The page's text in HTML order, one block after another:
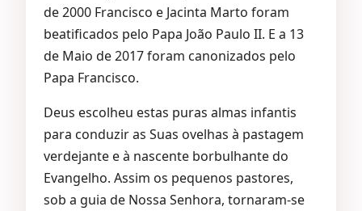
de 2000 Francisco e Jacinta Marto foram
beatificados pelo Papa João Paulo II. E a 13
de Maio de 2017 foram canonizados pelo
Papa Francisco.
Deus escolheu estas puras almas infantis
para conduzir as Suas ovelhas à pastagem
verdejante e à nascente borbulhante do
Evangelho. Assim os pequenos pastores,
sob a guia de Nossa Senhora, tornaram-se